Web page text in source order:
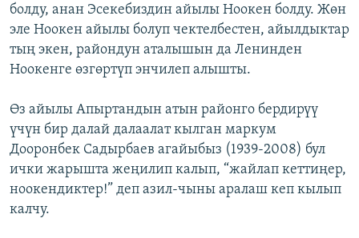
болду, анан Эсекебиздин айылы Ноокен болду. Жөн
эле Ноокен айылы болуп чектелбестен, айылдыктар
тың экен, райондун аталышын да Ленинден
Ноокенге өзгөртүп энчилеп алышты.
Өз айылы Апыртандын атын районго бердирүү
үчүн бир далай далаалат кылган маркум
Дооронбек Садырбаев агайыбыз (1939-2008) бул
ички жарышта жеңилип калып, “жайлап кеттиңер,
ноокендиктер!” деп азил-чыны аралаш кеп кылып
калчу.